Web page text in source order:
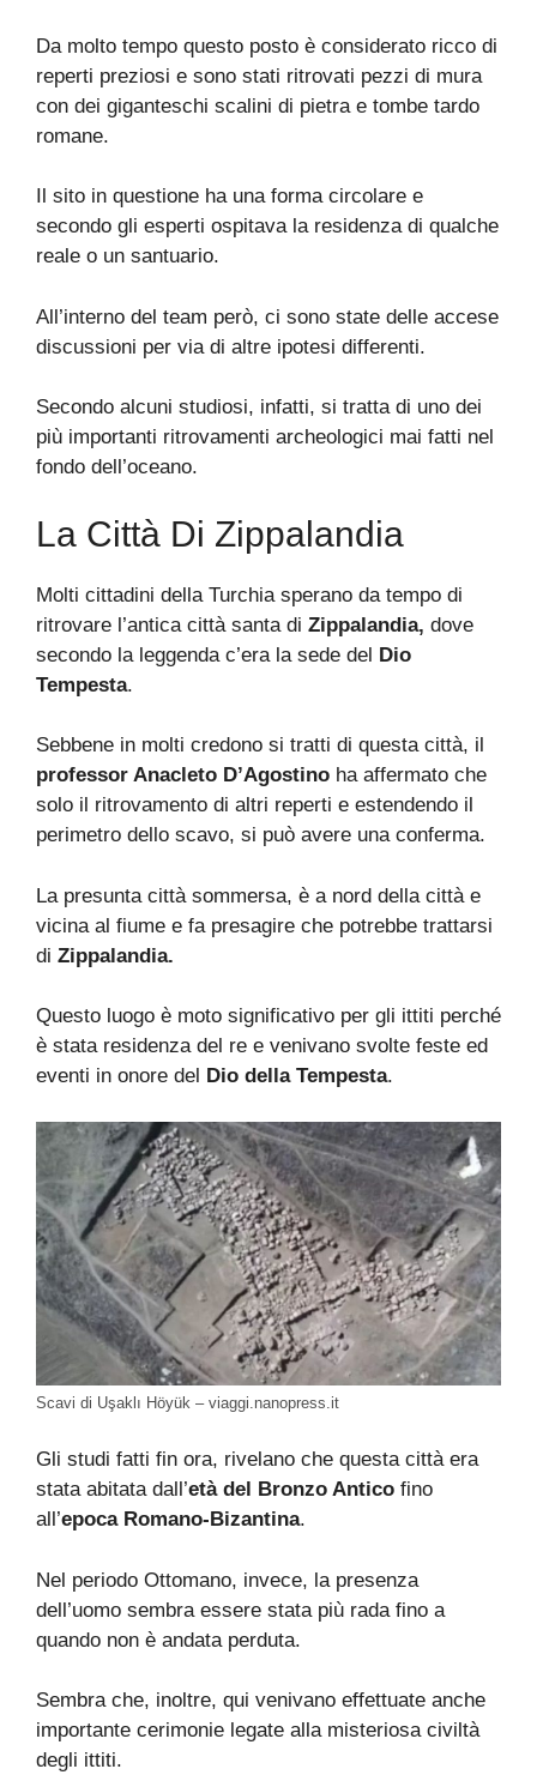
Da molto tempo questo posto è considerato ricco di
reperti preziosi e sono stati ritrovati pezzi di mura
con dei giganteschi scalini di pietra e tombe tardo
romane.
Il sito in questione ha una forma circolare e
secondo gli esperti ospitava la residenza di qualche
reale o un santuario.
All’interno del team però, ci sono state delle accese
discussioni per via di altre ipotesi differenti.
Secondo alcuni studiosi, infatti, si tratta di uno dei
più importanti ritrovamenti archeologici mai fatti nel
fondo dell’oceano.
La Città Di Zippalandia
Molti cittadini della Turchia sperano da tempo di
ritrovare l’antica città santa di Zippalandia, dove
secondo la leggenda c’era la sede del Dio
Tempesta.
Sebbene in molti credono si tratti di questa città, il
professor Anacleto D’Agostino ha affermato che
solo il ritrovamento di altri reperti e estendendo il
perimetro dello scavo, si può avere una conferma.
La presunta città sommersa, è a nord della città e
vicina al fiume e fa presagire che potrebbe trattarsi
di Zippalandia.
Questo luogo è moto significativo per gli ittiti perché
è stata residenza del re e venivano svolte feste ed
eventi in onore del
Dio della Tempesta.
Scavi di Uşaklı Höyük – viaggi.nanopress.it
Gli studi fatti fin ora, rivelano che questa città era
stata abitata dall’età del Bronzo Antico fino
all’epoca Romano-Bizantina.
Nel periodo Ottomano, invece, la presenza
dell’uomo sembra essere stata più rada fino a
quando non è andata perduta.
Sembra che, inoltre, qui venivano effettuate anche
importante cerimonie legate alla misteriosa civiltà
degli ittiti.